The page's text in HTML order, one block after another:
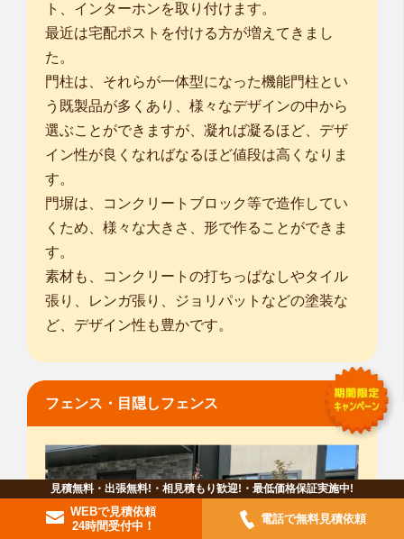
ト、インターホンを取り付けます。
最近は宅配ポストを付ける方が増えてきまし
た。
門柱は、それらが一体型になった機能門柱とい
う既製品が多くあり、様々なデザインの中から
選ぶことができますが、凝れば凝るほど、デザ
イン性が良くなればなるほど値段は高くなりま
す。
門塀は、コンクリートブロック等で造作してい
くため、様々な大きさ、形で作ることができま
す。
素材も、コンクリートの打ちっぱなしやタイル
張り、レンガ張り、ジョリパットなどの塗装な
ど、デザイン性も豊かです。
フェンス・目隠しフェンス
見積無料・出張無料!・相見積もり歓迎!・最低価格保証実施中!
WEBで見積依頼
24時間受付中！
電話で無料見積依頼